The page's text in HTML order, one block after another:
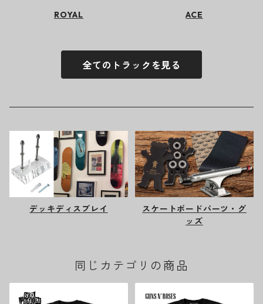
ROYAL ACE
全てのトラックを見る
デッキディスプレイ
スケートボードパーツ・グ
ッズ
同じカテゴリの商品